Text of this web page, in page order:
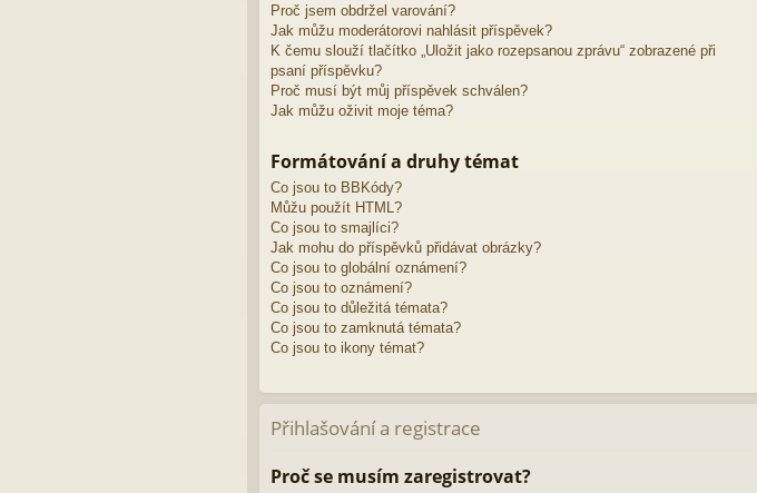
Proč jsem obdržel varování?
Jak můžu moderátorovi nahlásit příspěvek?
K čemu slouží tlačítko „Uložit jako rozepsanou zprávu“ zobrazené při
psaní příspěvku?
Proč musí být můj příspěvek schválen?
Jak můžu oživit moje téma?
Formátování a druhy témat
Co jsou to BBKódy?
Můžu použít HTML?
Co jsou to smajlíci?
Jak mohu do příspěvků přidávat obrázky?
Co jsou to globální oznámení?
Co jsou to oznámení?
Co jsou to důležitá témata?
Co jsou to zamknutá témata?
Co jsou to ikony témat?
Přihlašování a registrace
Proč se musím zaregistrovat?